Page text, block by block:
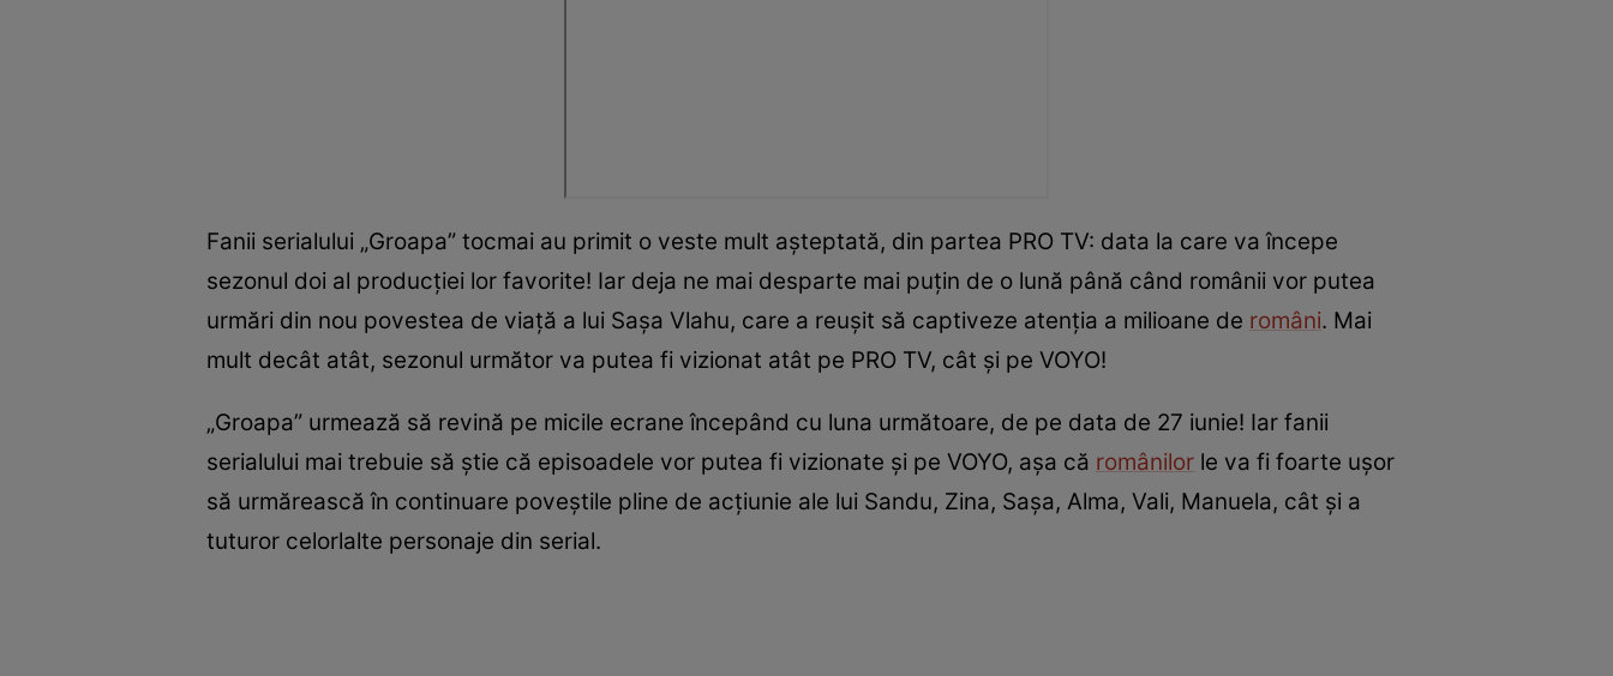
Fanii serialului „Groapa” tocmai au primit o veste mult așteptată, din partea PRO TV: data la care va începe
sezonul doi al producției lor favorite! Iar deja ne mai desparte mai puțin de o lună până când românii vor putea
urmări din nou povestea de viață a lui Sașa Vlahu, care a reușit să captiveze atenția a milioane de români. Mai
mult decât atât, sezonul următor va putea fi vizionat atât pe PRO TV, cât și pe VOYO!
„Groapa” urmează să revină pe micile ecrane începând cu luna următoare, de pe data de 27 iunie! Iar fanii
serialului mai trebuie să știe că episoadele vor putea fi vizionate și pe VOYO, așa că românilor le va fi foarte ușor
să urmărească în continuare poveștile pline de acțiunie ale lui Sandu, Zina, Sașa, Alma, Vali, Manuela, cât și a
tuturor celorlalte personaje din serial.